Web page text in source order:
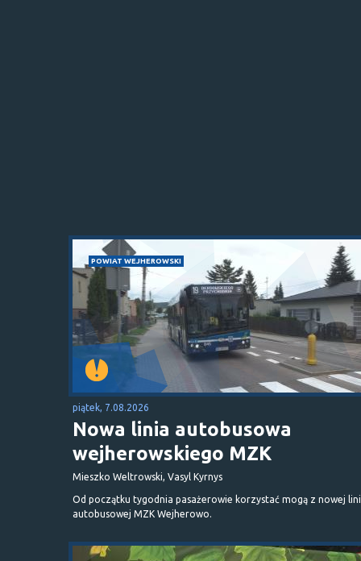
POWIAT WEJHEROWSKI
piątek, 7.08.2026
Nowa linia autobusowa
wejherowskiego MZK
Mieszko Weltrowski, Vasyl Kyrnys
Od początku tygodnia pasażerowie korzystać mogą z nowej
autobusowej MZK Wejherowo.